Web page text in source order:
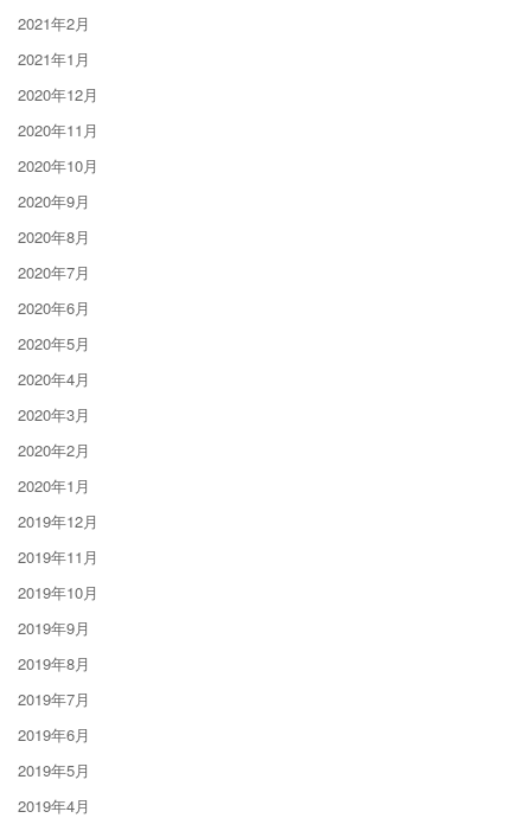
2021年2月
2021年1月
2020年12月
2020年11月
2020年10月
2020年9月
2020年8月
2020年7月
2020年6月
2020年5月
2020年4月
2020年3月
2020年2月
2020年1月
2019年12月
2019年11月
2019年10月
2019年9月
2019年8月
2019年7月
2019年6月
2019年5月
2019年4月